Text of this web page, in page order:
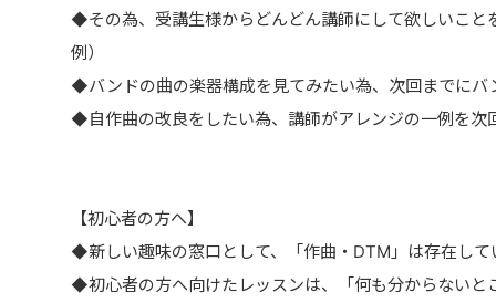
◆その為、受講生様からどんどん講師にして欲しいこと
例）
◆バンドの曲の楽器構成を見てみたい為、次回までに
◆自作曲の改良をしたい為、講師がアレンジの一例を次
【初心者の方へ】
◆新しい趣味の窓口として、「作曲・DTM」は存在して
◆初心者の方へ向けたレッスンは、「何も分からないと